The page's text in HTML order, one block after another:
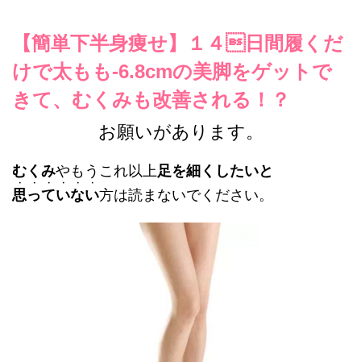
【簡単下半身痩せ】１４日間履くだ
けで太もも-6.8cmの美脚をゲットで
きて、むくみも改善される！？
お願いがあります。
むくみやもうこれ以上足を細くしたいと
思っていない
・・・・・・
方は読まないでください。